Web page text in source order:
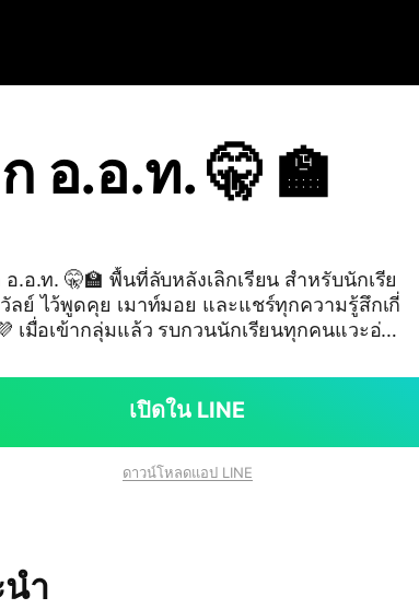
อ.อ.ท. 🤫 🏫
กเรียน สำหรับนักเรีย
ลย์ ไว้พูดคุย เมาท์มอย และแชร์ทุกความรู้สึกเกี่
น
where you can chat, gossip, and share al
เปิดใน LINE
ดาวน์โหลดแอป LINE
ำ